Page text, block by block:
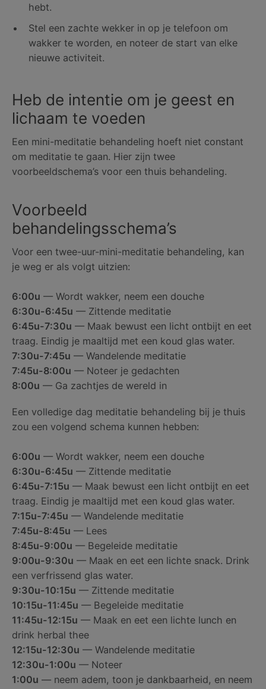
hebt.
Stel een zachte wekker in op je telefoon om
wakker te worden, en noteer de start van elke
nieuwe activiteit.
Heb de intentie om je geest en
lichaam te voeden
Een mini-meditatie behandeling hoeft niet constant
om meditatie te gaan. Hier zijn twee
voorbeeldschema’s voor een thuis behandeling.
Voorbeeld
behandelingsschema’s
Voor een twee-uur-mini-meditatie behandeling, kan
je weg er als volgt uitzien:
6:00u — Wordt wakker, neem een douche
6:30u-6:45u — Zittende meditatie
6:45u-7:30u — Maak bewust een licht ontbijt en eet
traag. Eindig je maaltijd met een koud glas water.
7:30u-7:45u — Wandelende meditatie
7:45u-8:00u — Noteer je gedachten
8:00u — Ga zachtjes de wereld in
Een volledige dag meditatie behandeling bij je thuis
zou een volgend schema kunnen hebben:
6:00u — Wordt wakker, neem een douche
6:30u-6:45u — Zittende meditatie
6:45u-7:15u — Maak bewust een licht ontbijt en eet
traag. Eindig je maaltijd met een koud glas water.
7:15u-7:45u — Wandelende meditatie
7:45u-8:45u — Lees
8:45u-9:00u — Begeleide meditatie
9:00u-9:30u — Maak en eet een lichte snack. Drink
een verfrissend glas water.
9:30u-10:15u — Zittende meditatie
10:15u-11:45u — Begeleide meditatie
11:45u-12:15u — Maak en eet een lichte lunch en
drink herbal thee
12:15u-12:30u — Wandelende meditatie
12:30u-1:00u — Noteer
1:00u — neem adem, toon je dankbaarheid, en neem